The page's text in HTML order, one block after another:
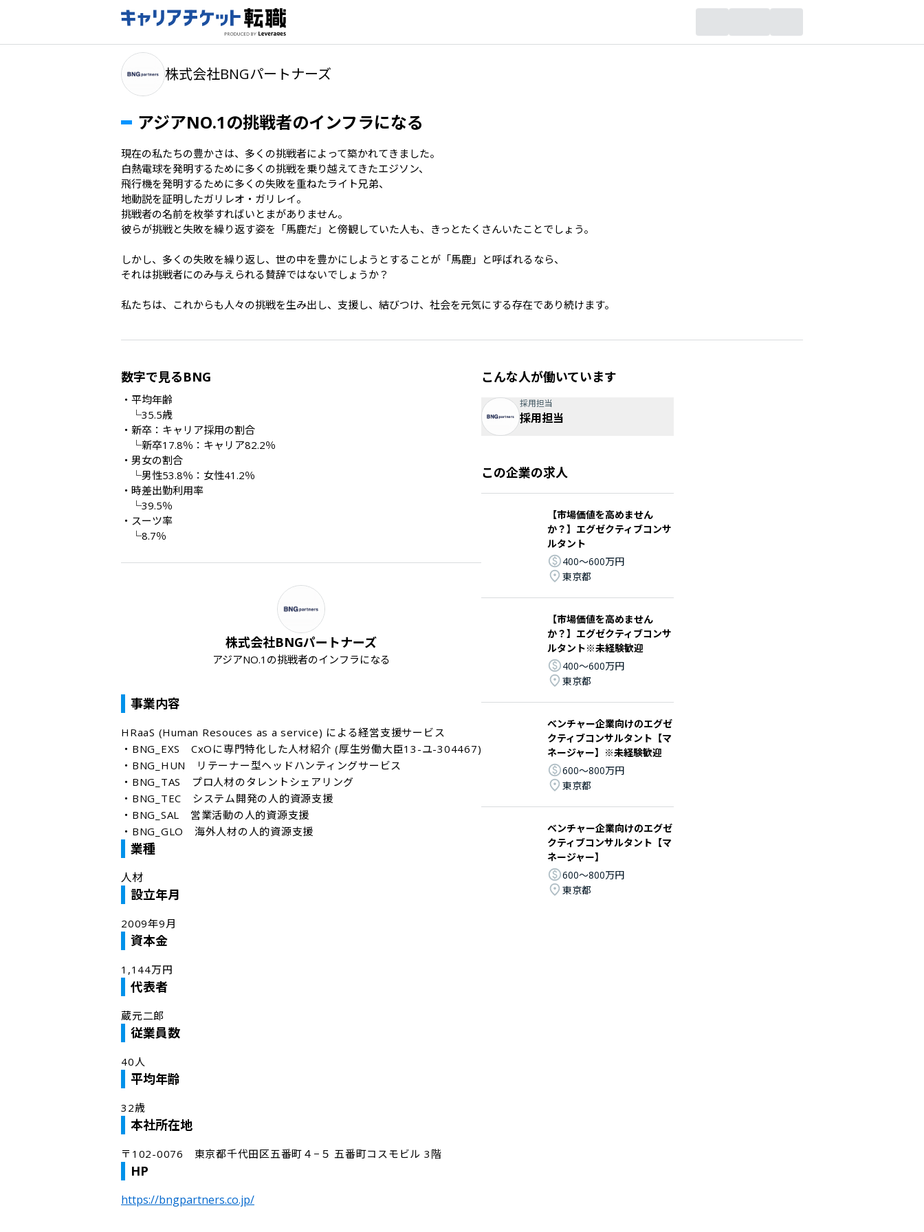
株式会社BNGパートナーズ
アジアNO.1の挑戦者のインフラになる
現在の私たちの豊かさは、多くの挑戦者によって築かれてきました。
白熱電球を発明するために多くの挑戦を乗り越えてきたエジソン、
飛行機を発明するために多くの失敗を重ねたライト兄弟、
地動説を証明したガリレオ・ガリレイ。
挑戦者の名前を枚挙すればいとまがありません。
彼らが挑戦と失敗を繰り返す姿を「馬鹿だ」と傍観していた人も、きっとたくさんいたことでしょう。
しかし、多くの失敗を繰り返し、世の中を豊かにしようとすることが「馬鹿」と呼ばれるなら、
それは挑戦者にのみ与えられる賛辞ではないでしょうか？
私たちは、これからも人々の挑戦を生み出し、支援し、結びつけ、社会を元気にする存在であり続けます。
数字で見るBNG
・平均年齢
└35.5歳
・新卒：キャリア採用の割合
└新卒17.8％：キャリア82.2％
・男女の割合
└男性53.8％：女性41.2％
・時差出勤利用率
└39.5％
・スーツ率
└8.7％
株式会社BNGパートナーズ
アジアNO.1の挑戦者のインフラになる
事業内容
HRaaS (Human Resouces as a service) による経営支援サービス
・BNG_EXS　CxOに専門特化した人材紹介 (厚生労働大臣13-ユ-304467)
・BNG_HUN　リテーナー型ヘッドハンティングサービス
・BNG_TAS　プロ人材のタレントシェアリング
・BNG_TEC　システム開発の人的資源支援
・BNG_SAL　営業活動の人的資源支援
・BNG_GLO　海外人材の人的資源支援
業種
人材
設立年月
2009年9月
資本金
1,144万円
代表者
蔵元二郎
従業員数
40人
平均年齢
32歳
本社所在地
〒102-0076　東京都千代田区五番町４−５ 五番町コスモビル 3階
HP
https://bngpartners.co.jp/
こんな人が働いています
採用担当
採用担当
この企業の求人
【市場価値を高めません
か？】エグゼクティブコンサ
ルタント
400〜600万円
東京都
【市場価値を高めません
か？】エグゼクティブコンサ
ルタント※未経験歓迎
400〜600万円
東京都
ベンチャー企業向けのエグゼ
クティブコンサルタント【マ
ネージャー】※未経験歓迎
600〜800万円
東京都
ベンチャー企業向けのエグゼ
クティブコンサルタント【マ
ネージャー】
600〜800万円
東京都